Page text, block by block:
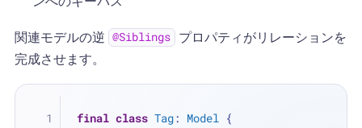
関連モデルの逆 @Siblings
プロパティがリレーションを
完成させます。
final class Tag: Model {